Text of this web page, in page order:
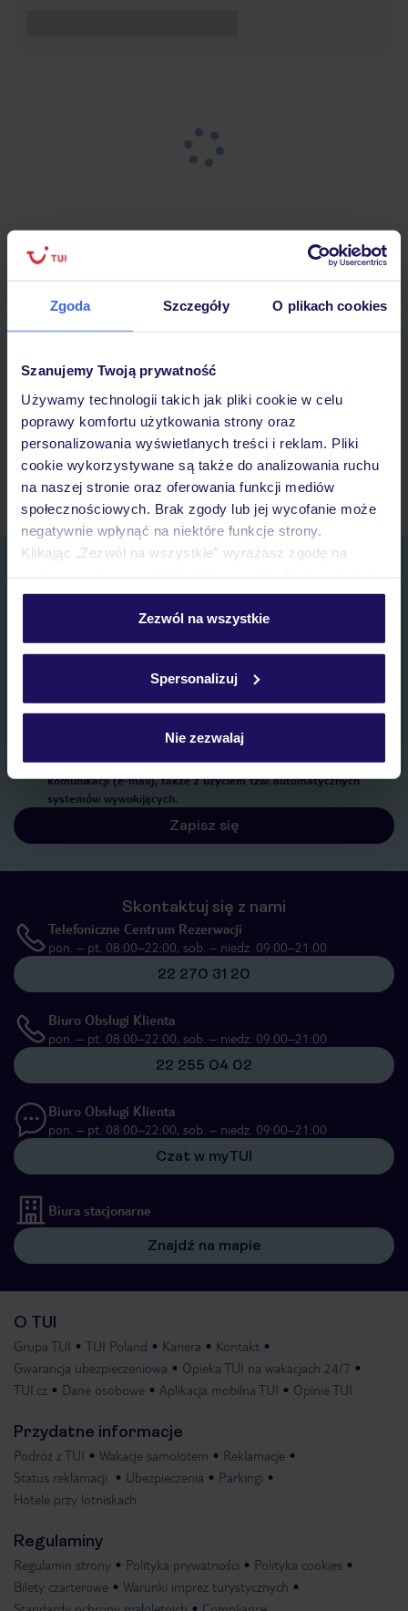
Zgoda Szczegóły O plikach cookies
Szanujemy Twoją prywatność
Używamy technologii takich jak pliki cookie w celu
poprawy komfortu użytkowania strony oraz
personalizowania wyświetlanych treści i reklam. Pliki
cookie wykorzystywane są także do analizowania ruchu
na naszej stronie oraz oferowania funkcji mediów
społecznościowych. Brak zgody lub jej wycofanie może
negatywnie wpłynąć na niektóre funkcje strony.
Klikając „Zezwól na wszystkie” wyrażasz zgodę na
personalizować swój wybór wchodząc w zakładkę
Szczegółowe informacje o plikach cookie znajdziesz
Zezwól na wszystkie
Spersonalizuj
Nie zezwalaj
Strona główna
Szybkie wyszukiwanie i przeglądanie ofert
Lista ulubionych ofert i możliwość ich udostępniania
Historia wyszukiwań i ostatnio oglądanych ofert
Kontakt z TUI i wszystkie informacje o Twojej rezerwacji w
myTUI
E-MAIL*
Wyrażam zgodę na przetwarzanie danych osobowych przez TUI
marketingowych, w zakresie oraz celu wskazanym w
przetwarzaniu danych osobowych”, poprzez elektroniczną formę
komunikacji (e-mail), także z użyciem tzw. automatycznych
systemów wywołujących.
Zapisz się
Skontaktuj się z nami
Telefoniczne Centrum Rezerwacji
pon. – pt. 08:00–22:00, sob. – niedz. 09:00–21:00
22 270 31 20
Biuro Obsługi Klienta
pon. – pt. 08:00–22:00, sob. – niedz. 09:00–21:00
22 255 04 02
Biuro Obsługi Klienta
pon. – pt. 08:00–22:00, sob. – niedz. 09:00–21:00
Czat w myTUI
Biura stacjonarne
Znajdź na mapie
O TUI
Grupa TUI TUI Poland Kariera
Kontakt
Gwarancja ubezpieczeniowa
Opieka TUI na wakacjach 24/7
TUI.cz
Dane osobowe Aplikacja mobilna TUI Opinie TUI
Przydatne informacje
Podróż z TUI Wakacje samolotem
Reklamacje
Status reklamacji
Ubezpieczenia
Parkingi
Hotele przy lotniskach
Regulaminy
Regulamin strony Polityka prywatności
Polityka cookies
Bilety czarterowe
Warunki imprez turystycznych